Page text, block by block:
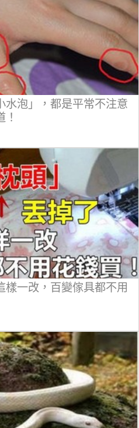
水泡」，都是平常不注意
樣一改，百變傢具都不用